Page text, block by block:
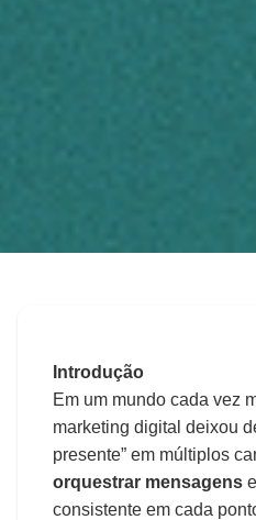
Marketing
Omnicanal:
Canais para
Vendas
Introdução
Em um mundo cada vez
marketing digital deixou
presente” em múltiplos
orquestrar mensagens
consistente em cada